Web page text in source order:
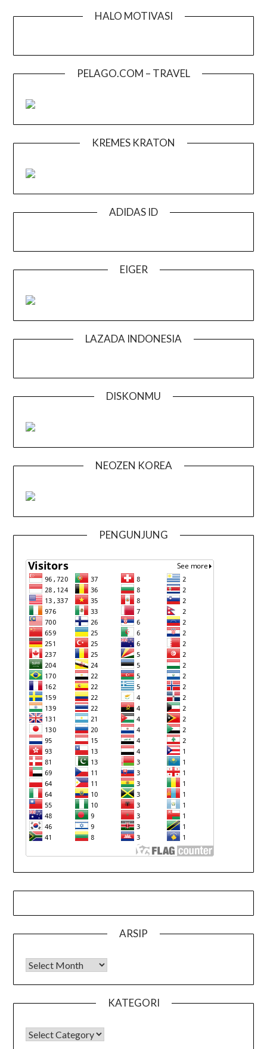
HALO MOTIVASI
PELAGO.COM – TRAVEL
KREMES KRATON
ADIDAS ID
EIGER
LAZADA INDONESIA
DISKONMU
NEOZEN KOREA
PENGUNJUNG
ARSIP
Arsip
KATEGORI
KATEGORI